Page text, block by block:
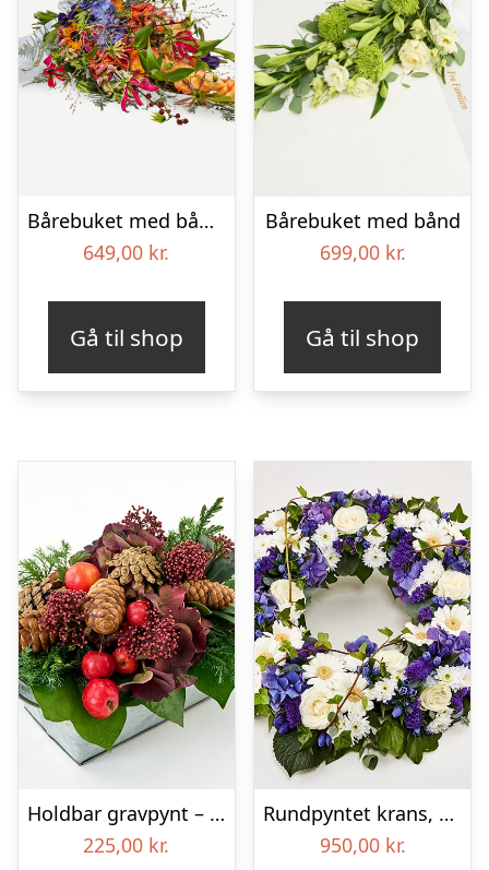
Bårebuket med bånd – Et farverigt farvel
649,00 kr.
Gå til shop
Bårebuket med bånd
699,00 kr.
Gå til shop
Holdbar gravpynt – Blomster til begravelse
225,00 kr.
Rundpyntet krans, blå og hvid – Blomster til begravelse
950,00 kr.